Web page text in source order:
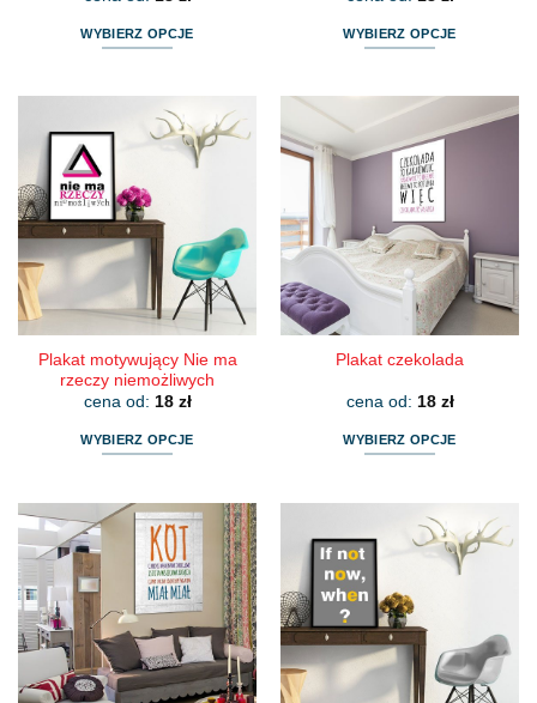
WYBIERZ OPCJE
wiele
wariantów.
Opcje
można
wybrać
na
stronie
produktu
WYBIERZ OPCJE
wiele
wariantów.
Opcje
można
wybrać
na
stronie
produktu
Plakat motywujący Nie ma
rzeczy niemożliwych
cena od: 18 zł
WYBIERZ OPCJE
ma
wiele
wariantów.
Opcje
można
wybrać
na
stronie
Plakat czekolada
cena od: 18 zł
WYBIERZ OPCJE
wiele
wariantów.
Opcje
można
wybrać
na
stronie